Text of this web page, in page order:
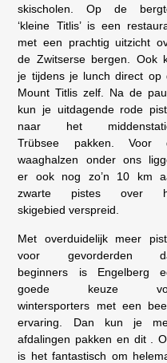
skischolen. Op de
‘kleine Titlis’ is een
met een prachtig uitzicht
de Zwitserse bergen. Ook
je tijdens je lunch direct op
Mount Titlis zelf. Na de
kun je uitdagende rode
naar het
Trübsee pakken. Voor
waaghalzen onder ons
er ook nog zo’n 10 km
zwarte pistes over
skigebied verspreid.
Met overduidelijk meer
voor gevorderden
beginners is Engelberg
goede keuze
wintersporters met een
ervaring. Dan kun je
afdalingen pakken en dit .
is het fantastisch om